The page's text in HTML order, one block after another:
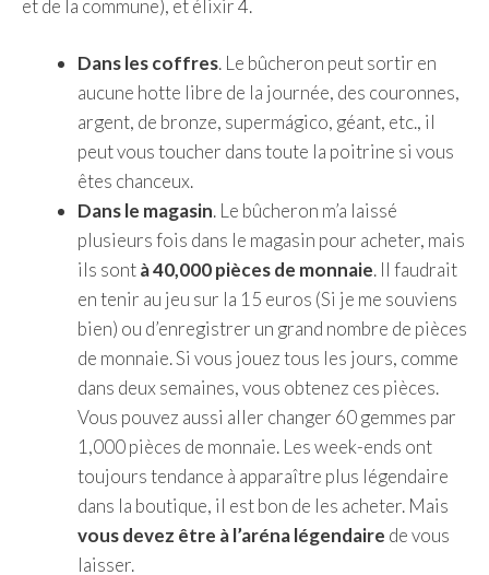
et de la commune), et élixir 4.
Dans les coffres. Le bûcheron peut sortir en
aucune hotte libre de la journée, des couronnes,
argent, de bronze, supermágico, géant, etc., il
peut vous toucher dans toute la poitrine si vous
êtes chanceux.
Dans le magasin. Le bûcheron m’a laissé
plusieurs fois dans le magasin pour acheter, mais
ils sontà 40,000 pièces de monnaie. Il faudrait
en tenir au jeu sur la 15 euros (Si je me souviens
bien) ou d’enregistrer un grand nombre de pièces
de monnaie. Si vous jouez tous les jours, comme
dans deux semaines, vous obtenez ces pièces.
Vous pouvez aussi aller changer 60 gemmes par
1,000 pièces de monnaie. Les week-ends ont
toujours tendance à apparaître plus légendaire
dans la boutique, il est bon de les acheter. Mais
vous devez être à l’aréna légendaire de vous
laisser.